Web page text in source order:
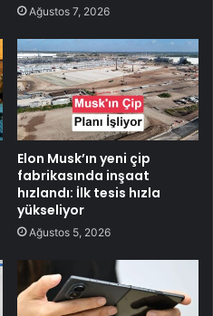
Ağustos 7, 2026
Elon Musk’ın yeni çip
fabrikasında inşaat
hızlandı: İlk tesis hızla
yükseliyor
Ağustos 5, 2026